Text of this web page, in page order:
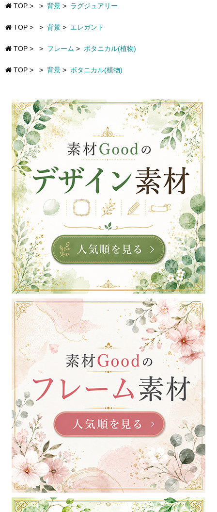
TOP > > 背景 > ラグジュアリー
TOP > > 背景 > エレガント
TOP > > フレーム > ボタニカル(植物)
TOP > > 背景 > ボタニカル(植物)